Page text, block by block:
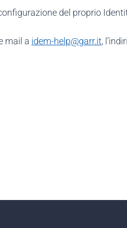
del proprio
mail a idem-help@garr.it,